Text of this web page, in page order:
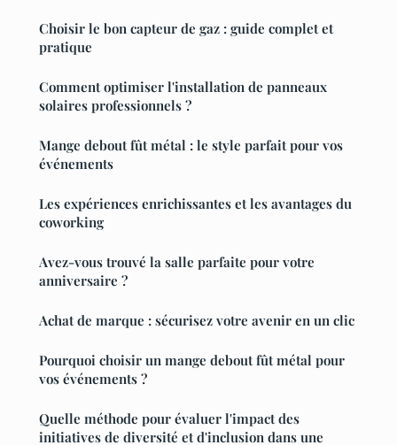
Choisir le bon capteur de gaz : guide complet et
pratique
Comment optimiser l'installation de panneaux
solaires professionnels ?
Mange debout fût métal : le style parfait pour vos
événements
Les expériences enrichissantes et les avantages du
coworking
Avez-vous trouvé la salle parfaite pour votre
anniversaire ?
Achat de marque : sécurisez votre avenir en un clic
Pourquoi choisir un mange debout fût métal pour
vos événements ?
Quelle méthode pour évaluer l'impact des
initiatives de diversité et d'inclusion dans une